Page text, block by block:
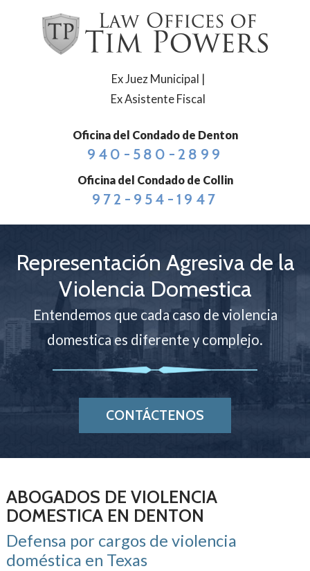
Ex Juez Municipal |
Ex Asistente Fiscal
Oficina del Condado de Denton
940-580-2899
Oficina del Condado de Collin
972-954-1947
Representación Agresiva de la
Violencia Domestica
Entendemos que cada caso de violencia
domestica es diferente y complejo.
CONTÁCTENOS
ABOGADOS DE VIOLENCIA
DOMESTICA EN DENTON
Defensa por cargos de violencia
doméstica en Texas